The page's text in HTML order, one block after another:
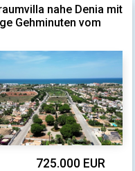
nahe Denia mit
Gehminuten vom
725.000 EUR